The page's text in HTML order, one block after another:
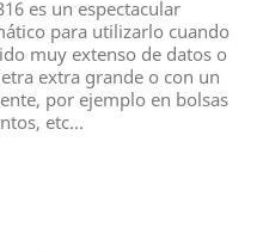
es un espectacular
para utilizarlo cuando
muy extenso de datos o
extra grande o con un
por ejemplo en bolsas
etc...